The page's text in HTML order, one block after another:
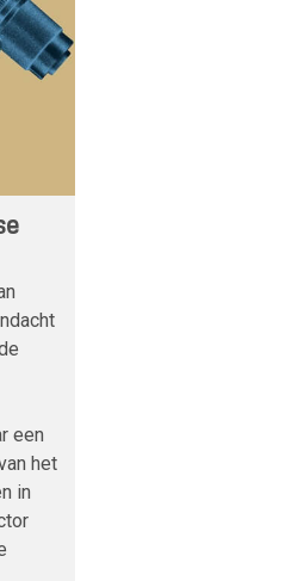
een
het
in